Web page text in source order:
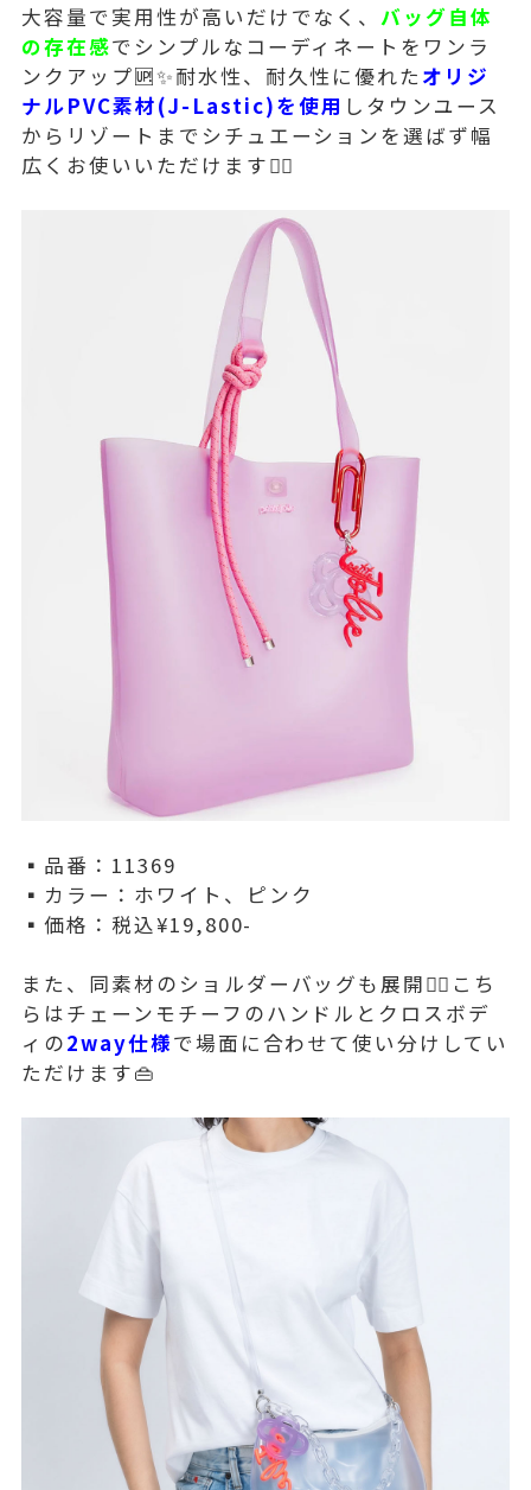
大容量で実用性が高いだけでなく、バッグ自体
の存在感でシンプルなコーディネートをワンラ
ンクアップ🆙✨耐水性、耐久性に優れたオリジ
ナルPVC素材(J-Lastic)を使用 しタウンユース
からリゾートまでシチュエーションを選ばず幅
広くお使いいただけます🙆‍♀️
▪️品番：11369
▪️カラー：ホワイト、ピンク
▪️価格：税込¥19,800-
また、同素材のショルダーバッグも展開💁‍♀️こち
らはチェーンモチーフのハンドルとクロスボデ
ィの2way仕様で場面に合わせて使い分けしてい
ただけます👜